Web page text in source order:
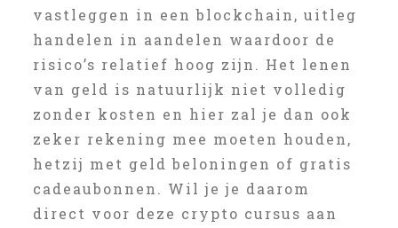
vastleggen in een blockchain, uitleg
handelen in aandelen waardoor de
risico’s relatief hoog zijn. Het lenen
van geld is natuurlijk niet volledig
zonder kosten en hier zal je dan ook
zeker rekening mee moeten houden,
hetzij met geld beloningen of gratis
cadeaubonnen. Wil je je daarom
direct voor deze crypto cursus aan